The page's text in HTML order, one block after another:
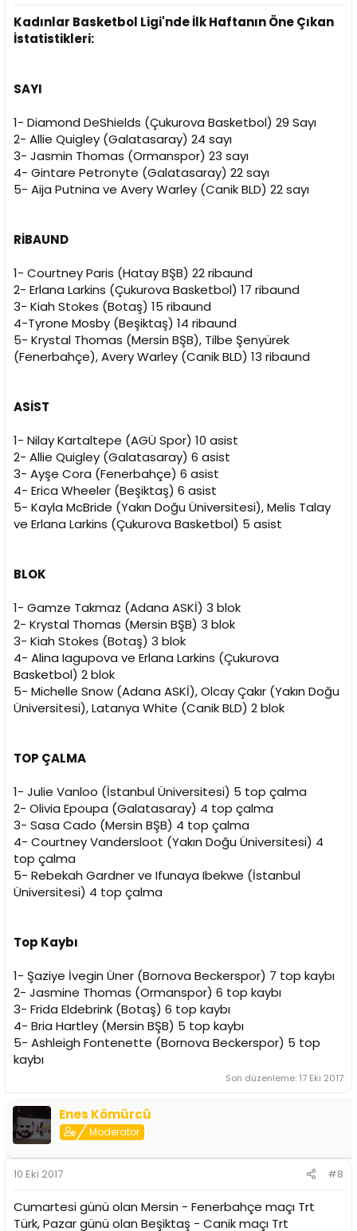
Kadınlar Basketbol Ligi'nde İlk Haftanın Öne Çıkan
İstatistikleri:
SAYI
1- Diamond DeShields (Çukurova Basketbol) 29 Sayı
2- Allie Quigley (Galatasaray) 24 sayı
3- Jasmin Thomas (Ormanspor) 23 sayı
4- Gintare Petronyte (Galatasaray) 22 sayı
5- Aija Putnina ve Avery Warley (Canik BLD) 22 sayı
RİBAUND
1- Courtney Paris (Hatay BŞB) 22 ribaund
2- Erlana Larkins (Çukurova Basketbol) 17 ribaund
3- Kiah Stokes (Botaş) 15 ribaund
4-Tyrone Mosby (Beşiktaş) 14 ribaund
5- Krystal Thomas (Mersin BŞB), Tilbe Şenyürek
(Fenerbahçe), Avery Warley (Canik BLD) 13 ribaund
ASİST
1- Nilay Kartaltepe (AGÜ Spor) 10 asist
2- Allie Quigley (Galatasaray) 6 asist
3- Ayşe Cora (Fenerbahçe) 6 asist
4- Erica Wheeler (Beşiktaş) 6 asist
5- Kayla McBride (Yakın Doğu Üniversitesi), Melis Talay
ve Erlana Larkins (Çukurova Basketbol) 5 asist
BLOK
1- Gamze Takmaz (Adana ASKİ) 3 blok
2- Krystal Thomas (Mersin BŞB) 3 blok
3- Kiah Stokes (Botaş) 3 blok
4- Alina Iagupova ve Erlana Larkins (Çukurova
Basketbol) 2 blok
5- Michelle Snow (Adana ASKİ), Olcay Çakır (Yakın Doğu
Üniversitesi), Latanya White (Canik BLD) 2 blok
TOP ÇALMA
1- Julie Vanloo (İstanbul Üniversitesi) 5 top çalma
2- Olivia Epoupa (Galatasaray) 4 top çalma
3- Sasa Cado (Mersin BŞB) 4 top çalma
4- Courtney Vandersloot (Yakın Doğu Üniversitesi) 4
top çalma
5- Rebekah Gardner ve Ifunaya Ibekwe (İstanbul
Üniversitesi) 4 top çalma
Top Kaybı
1- Şaziye İvegin Üner (Bornova Beckerspor) 7 top kaybı
2- Jasmine Thomas (Ormanspor) 6 top kaybı
3- Frida Eldebrink (Botaş) 6 top kaybı
4- Bria Hartley (Mersin BŞB) 5 top kaybı
5- Ashleigh Fontenette (Bornova Beckerspor) 5 top
kaybı
Son düzenleme: 17 Eki 2017
Enes Kömürcü
Moderator
10 Eki 2017 #8
Cumartesi günü olan Mersin - Fenerbahçe maçı Trt
Türk, Pazar günü olan Beşiktaş - Canik maçı Trt